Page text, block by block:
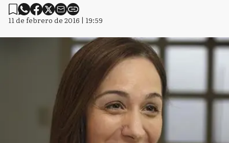
11 de febrero de 2016 | 19:59